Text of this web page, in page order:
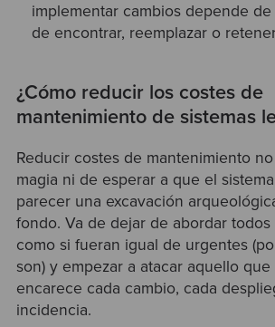
implementar cambios depende
de encontrar, reemplazar o
¿Cómo reducir los costes de
mantenimiento de sistemas
Reducir costes de mantenimiento
magia ni de esperar a que el
parecer una excavación
fondo. Va de dejar de abordar todos
como si fueran igual de urgentes
son) y empezar a atacar aquello
encarece cada cambio, cada
incidencia.